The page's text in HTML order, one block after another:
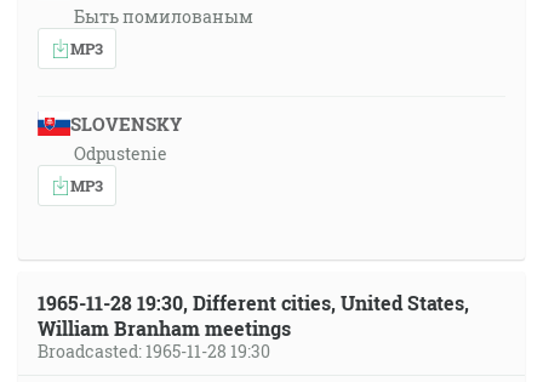
Быть помилованым
MP3
SLOVENSKY
Odpustenie
MP3
1965-11-28 19:30, Different cities, United States,
William Branham meetings
Broadcasted: 1965-11-28 19:30